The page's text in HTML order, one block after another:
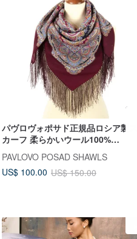
パヴロヴォポサド正規品ロシア製ス
カーフ 柔らかいウール100%
PAVLOVO POSAD SHAWLS
US$ 100.00 US$ 150.00